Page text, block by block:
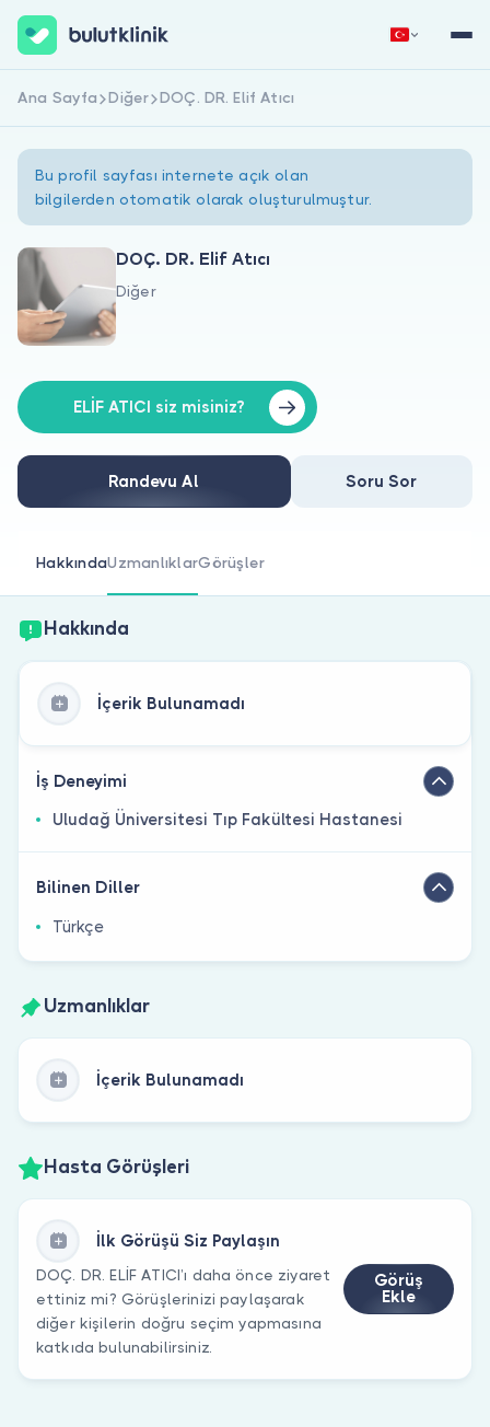
Hakkımızda
Doktorlar için
Doktor musunuz?
Hemen Kaydol
Ana Sayfa Diğer DOÇ. DR. Elif Atıcı
Bu profil sayfası internete açık olan
bilgilerden otomatik olarak oluşturulmuştur.
DOÇ. DR. Elif Atıcı
Diğer
ELİF ATICI siz misiniz?
Randevu Al Soru Sor
HakkındaUzmanlıklarGörüşler
Hakkında
İçerik Bulunamadı
İş Deneyimi
Uludağ Üniversitesi Tıp Fakültesi Hastanesi
Bilinen Diller
Türkçe
Uzmanlıklar
İçerik Bulunamadı
Hasta Görüşleri
İlk Görüşü Siz Paylaşın
DOÇ. DR. ELİF ATICI’ı daha önce ziyaret
ettiniz mi? Görüşlerinizi paylaşarak
diğer kişilerin doğru seçim yapmasına
katkıda bulunabilirsiniz.
Görüş
Ekle